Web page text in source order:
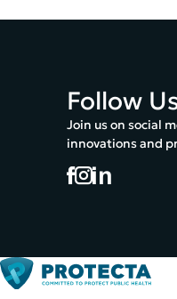
Follow
Join us on social
innovations and